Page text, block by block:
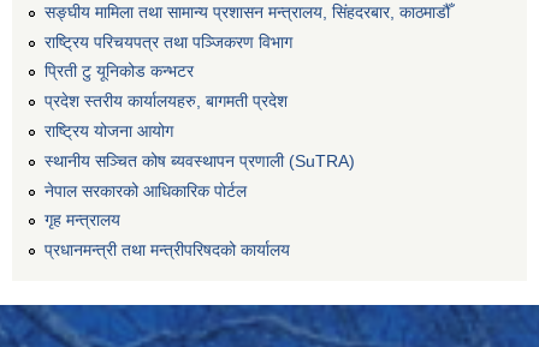
सङ्‍घीय मामिला तथा सामान्य प्रशासन मन्त्रालय, सिंहदरबार, काठमाडौँ
राष्ट्रिय परिचयपत्र तथा पञ्जिकरण विभाग
प्रिती टु यूनिकोड कन्भटर
प्रदेश स्तरीय कार्यालयहरु, बागमती प्रदेश
राष्ट्रिय योजना आयोग
स्थानीय सञ्चित कोष ब्यवस्थापन प्रणाली (SuTRA)
नेपाल सरकारको आधिकारिक पोर्टल
गृह मन्त्रालय
प्रधानमन्त्री तथा मन्त्रीपरिषदको कार्यालय